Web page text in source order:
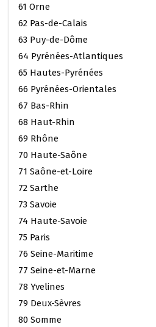
61 Orne
62 Pas-de-Calais
63 Puy-de-Dôme
64 Pyrénées-Atlantiques
65 Hautes-Pyrénées
66 Pyrénées-Orientales
67 Bas-Rhin
68 Haut-Rhin
69 Rhône
70 Haute-Saône
71 Saône-et-Loire
72 Sarthe
73 Savoie
74 Haute-Savoie
75 Paris
76 Seine-Maritime
77 Seine-et-Marne
78 Yvelines
79 Deux-Sèvres
80 Somme